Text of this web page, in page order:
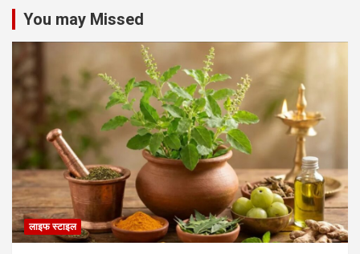
You may Missed
लाइफ स्टाइल